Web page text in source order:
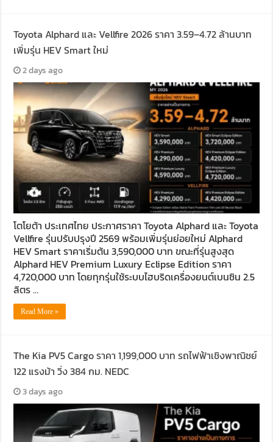
Toyota Alphard และ Vellfire 2026 ราคา 3.59–4.72 ล้านบาท
เพิ่มรุ่น HEV Smart ใหม่
2 days ago
โตโยต้า ประเทศไทย ประกาศราคา Toyota Alphard และ Toyota
Vellfire รุ่นปรับปรุงปี 2569 พร้อมเพิ่มรุ่นย่อยใหม่ Alphard
HEV Smart ราคาเริ่มต้น 3,590,000 บาท ขณะที่รุ่นสูงสุด
Alphard HEV Premium Luxury Eclipse Edition ราคา
4,720,000 บาท โดยทุกรุ่นใช้ระบบไฮบริดเครื่องยนต์เบนซิน 2.5
ลิตร …
Read More »
The Kia PV5 Cargo ราคา 1,199,000 บาท รถไฟฟ้าเชิงพาณิชย์
122 แรงม้า วิ่ง 384 กม. NEDC
3 days ago